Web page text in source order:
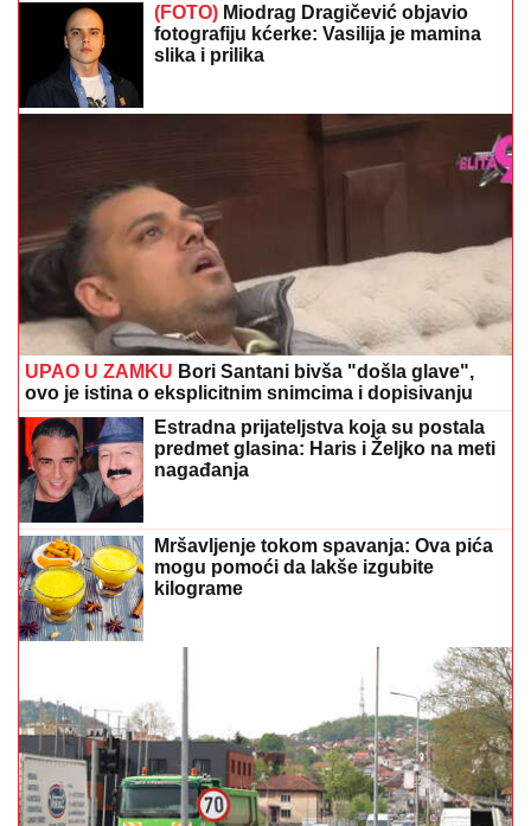
(FOTO) Miodrag Dragičević objavio
fotografiju kćerke: Vasilija je mamina
slika i prilika
UPAO U ZAMKU Bori Santani bivša "došla glave",
ovo je istina o eksplicitnim snimcima i dopisivanju
Estradna prijateljstva koja su postala
predmet glasina: Haris i Željko na meti
nagađanja
Mršavljenje tokom spavanja: Ova pića
mogu pomoći da lakše izgubite
kilograme